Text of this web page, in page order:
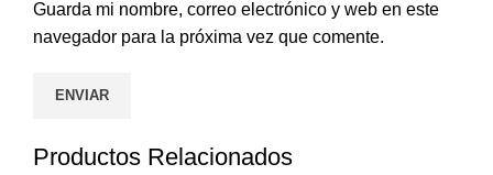
Guarda mi nombre, correo electrónico y web en este
navegador para la próxima vez que comente.
Productos Relacionados